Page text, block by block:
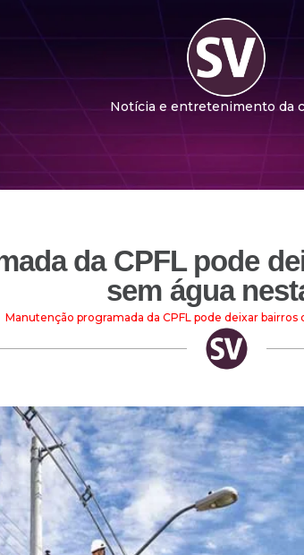
Notícia e entretenimento da
da CPFL pode
sem água
Manutenção programada da CPFL pode deixar bairros